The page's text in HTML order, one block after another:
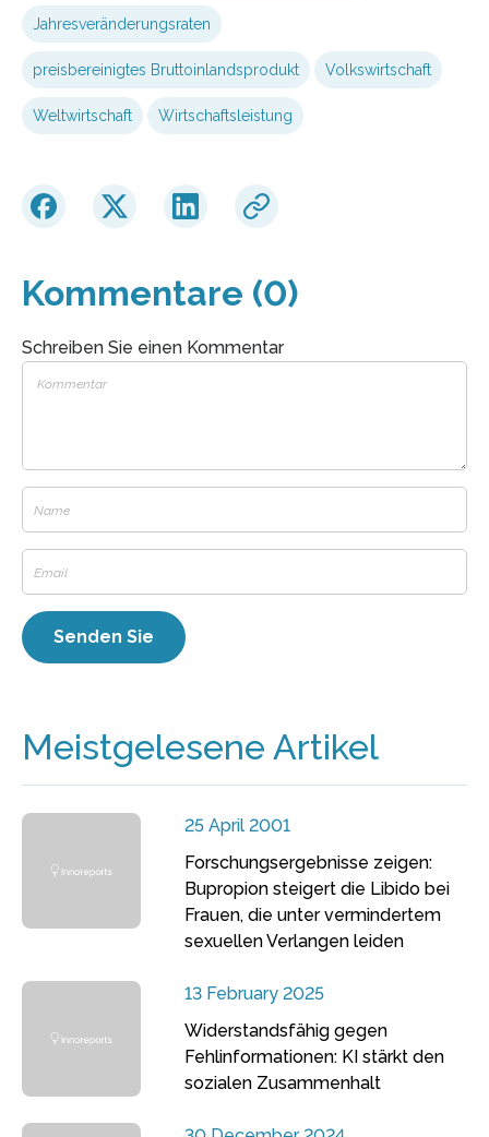
Jahresveränderungsraten
preisbereinigtes Bruttoinlandsprodukt Volkswirtschaft
Weltwirtschaft Wirtschaftsleistung
Kommentare (0)
Schreiben Sie einen Kommentar
Meistgelesene Artikel
25 April 2001
Forschungsergebnisse zeigen:
Bupropion steigert die Libido bei
Frauen, die unter vermindertem
sexuellen Verlangen leiden
13 February 2025
Widerstandsfähig gegen
Fehlinformationen: KI stärkt den
sozialen Zusammenhalt